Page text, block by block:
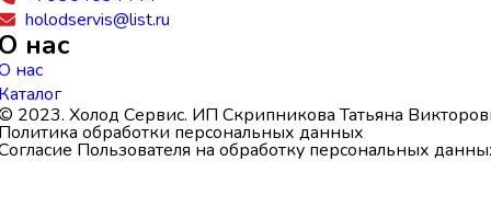
holodservis@list.ru
нас
нас
2023. Холод Сервис. ИП Скрипникова Татьяна
обработки персональных данных
Пользователя на обработку персональных